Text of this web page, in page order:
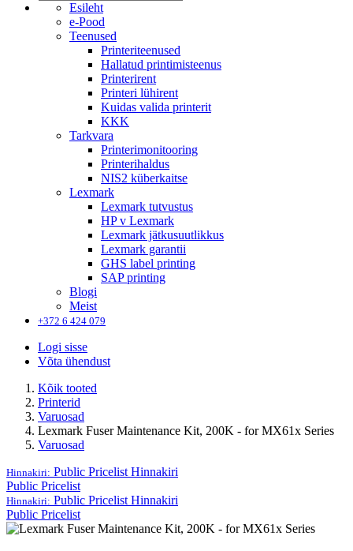
Esileht
e-Pood
Teenused
Printeriteenused
Hallatud printimisteenus
Printerirent
Printeri lühirent
Kuidas valida printerit
KKK
Tarkvara
Printerimonitooring
Printerihaldus
NIS2 küberkaitse
Lexmark
Lexmark tutvustus
HP v Lexmark
Lexmark jätkusuutlikkus
Lexmark garantii
GHS label printing
SAP printing
Blogi
Meist
+372 6 424 079
Logi sisse
Võta ühendust
Kõik tooted
Printerid
Varuosad
Lexmark Fuser Maintenance Kit, 200K - for MX61x Series
Varuosad
Hinnakiri: Public Pricelist Hinnakiri
Public Pricelist
Hinnakiri: Public Pricelist Hinnakiri
Public Pricelist